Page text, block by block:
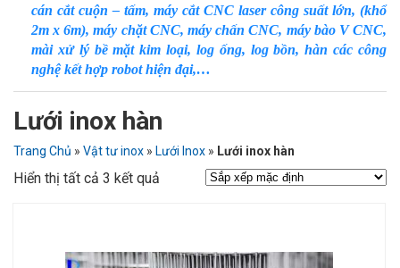
cán cắt cuộn – tấm, máy cắt CNC laser công suất lớn, (khổ
2m x 6m), máy chặt CNC, máy chấn CNC, máy bào V CNC,
mài xử lý bề mặt kim loại, log ống, log bồn, hàn các công
nghệ kết hợp robot hiện đại,…
Lưới inox hàn
Trang Chủ » Vật tư inox » Lưới Inox » Lưới inox hàn
Hiển thị tất cả 3 kết quả